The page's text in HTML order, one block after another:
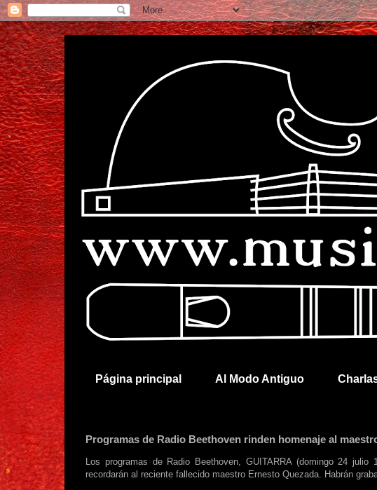
Página principal Al Modo Antiguo
Programas de Radio Beethoven rinden homenaje al
Los programas de Radio Beethoven, GUITARRA (domingo 24
recordarán al reciente fallecido maestro Ernesto Quezada. Habrán